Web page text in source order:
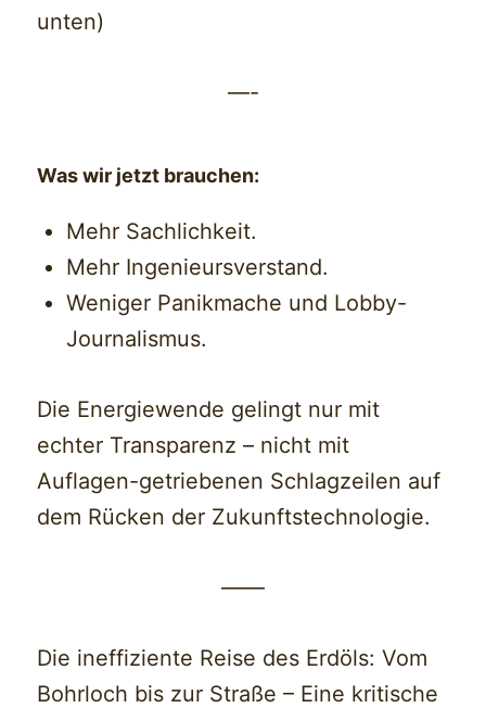
unten)
—-
Was wir jetzt brauchen:
Mehr Sachlichkeit.
Mehr Ingenieursverstand.
Weniger Panikmache und Lobby-
Journalismus.
Die Energiewende gelingt nur mit
echter Transparenz – nicht mit
Auflagen-getriebenen Schlagzeilen auf
dem Rücken der Zukunftstechnologie.
——
Die ineffiziente Reise des Erdöls: Vom
Bohrloch bis zur Straße – Eine kritische